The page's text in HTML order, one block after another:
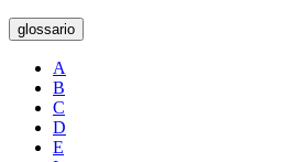
glossario
A
B
C
D
E